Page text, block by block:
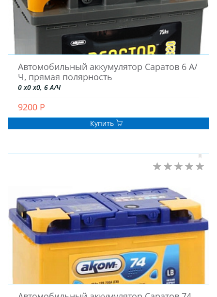
Автомобильный аккумулятор Саратов 6 А/
Ч, прямая полярность
0 x0 x0, 6 А/Ч
9200 Р
Купить